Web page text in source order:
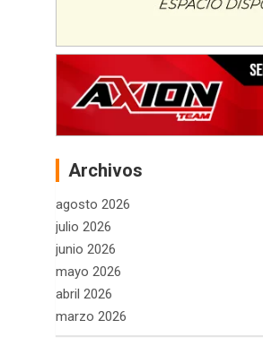
Archivos
agosto 2026
julio 2026
junio 2026
mayo 2026
abril 2026
marzo 2026